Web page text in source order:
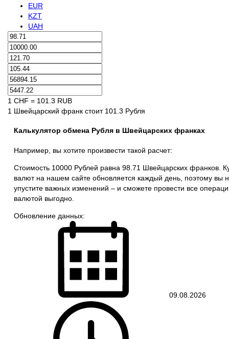
EUR
KZT
UAH
1 CHF = 101.3 RUB
1 Швейцарский франк стоит 101.3 Рубля
Калькулятор обмена Рубля в Швейцарских франках
Например, вы хотите произвести такой расчет:
Стоимость 10000 Рублей равна 98.71 Швейцарских франков.
валют на нашем сайте обновляется каждый день, поэтому вы
упустите важных изменений – и сможете провести все
валютой выгодно.
Обновление данных:
09.08.2026